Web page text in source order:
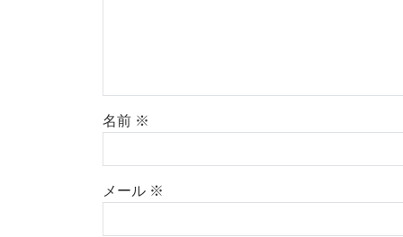
名前 ※
メール ※